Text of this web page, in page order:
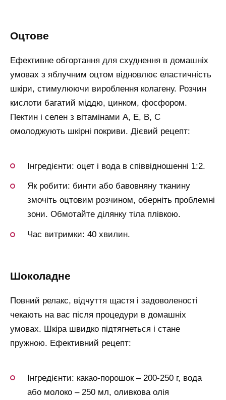
оцтове
Ефективне обгортання для схуднення в домашніх
умовах з яблучним оцтом відновлює еластичність
шкіри, стимулюючи вироблення колагену. Розчин
кислоти багатий міддю, цинком, фосфором.
Пектин і селен з вітамінами А, Е, В, С
омолоджують шкірні покриви. Дієвий рецепт:
Інгредієнти: оцет і вода в співвідношенні 1:2.
Як робити: бинти або бавовняну тканину
змочіть оцтовим розчином, оберніть проблемні
зони. Обмотайте ділянку тіла плівкою.
Час витримки: 40 хвилин.
шоколадне
Повний релакс, відчуття щастя і задоволеності
чекають на вас після процедури в домашніх
умовах. Шкіра швидко підтягнеться і стане
пружною. Ефективний рецепт:
Інгредієнти: какао-порошок – 200-250 г, вода
або молоко – 250 мл, оливкова олія